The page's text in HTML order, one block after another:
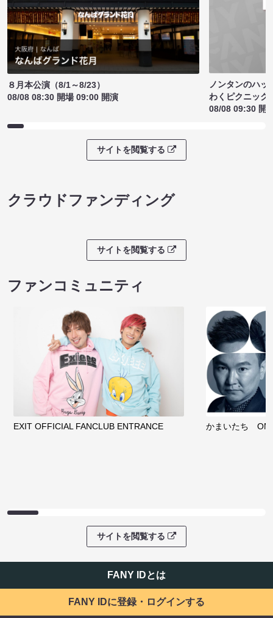
８月本公演（8/1～8/23）
08/08 08:30 開場 09:00 開演
ノンタンのハッ
わくピクニック
08/08 09:30 開
サイトを閲覧する
クラウドファンディング
サイトを閲覧する
ファンコミュニティ
EXIT OFFICIAL FANCLUB ENTRANCE かまいたち
サイトを閲覧する
FANY IDとは
FANY IDに登録・ログインする